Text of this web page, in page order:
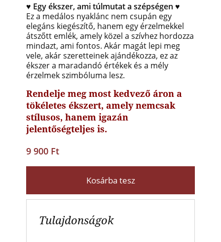
♥ Egy ékszer, ami túlmutat a szépségen ♥
Ez a medálos nyaklánc nem csupán egy
elegáns kiegészítő, hanem egy érzelmekkel
átszőtt emlék, amely közel a szívhez hordozza
mindazt, ami fontos. Akár magát lepi meg
vele, akár szeretteinek ajándékozza, ez az
ékszer a maradandó értékek és a mély
érzelmek szimbóluma lesz.
Rendelje meg most kedvező áron a
tökéletes ékszert, amely nemcsak
stílusos, hanem igazán
jelentőségteljes is.
9 900 Ft
Kosárba tesz
Tulajdonságok